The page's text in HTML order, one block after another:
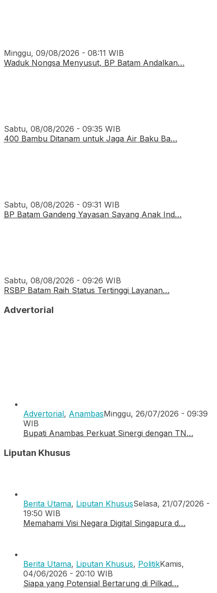
Minggu, 09/08/2026 - 08:11 WIB
Waduk Nongsa Menyusut, BP Batam Andalkan…
Sabtu, 08/08/2026 - 09:35 WIB
400 Bambu Ditanam untuk Jaga Air Baku Ba…
Sabtu, 08/08/2026 - 09:31 WIB
BP Batam Gandeng Yayasan Sayang Anak Ind…
Sabtu, 08/08/2026 - 09:26 WIB
RSBP Batam Raih Status Tertinggi Layanan…
Advertorial
Advertorial, AnambasMinggu, 26/07/2026 - 09:39
WIB
Bupati Anambas Perkuat Sinergi dengan TN…
Liputan Khusus
Berita Utama, Liputan KhususSelasa, 21/07/2026 -
19:50 WIB
Memahami Visi Negara Digital Singapura d…
Berita Utama, Liputan Khusus, PolitikKamis,
04/06/2026 - 20:10 WIB
Siapa yang Potensial Bertarung di Pilkad…